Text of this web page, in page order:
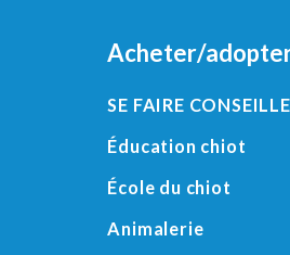
Acheter/
SE FAIRE
Éducation chiot
École du chiot
Animalerie